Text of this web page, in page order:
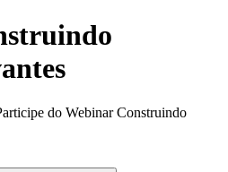
do Webinar Construindo